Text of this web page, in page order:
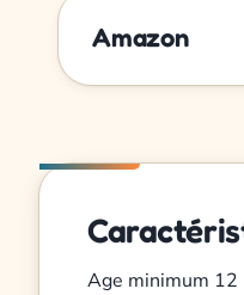
Amazon
Age minimum 12